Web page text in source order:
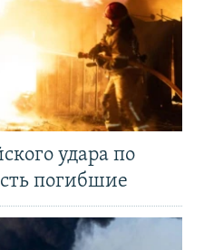
удара по
погибшие